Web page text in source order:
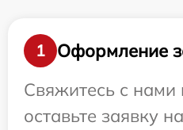
1
Оформление
Свяжитесь с
оставьте заявку